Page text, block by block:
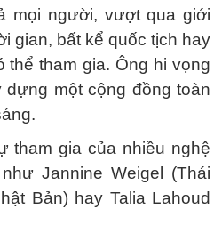
mọi người, vượt qua giới
gian, bất kể quốc tịch hay
thể tham gia. Ông hi vọng
dựng một cộng đồng toàn
tham gia của nhiều nghệ
Jannine Weigel (Thái
Bản) hay Talia Lahoud